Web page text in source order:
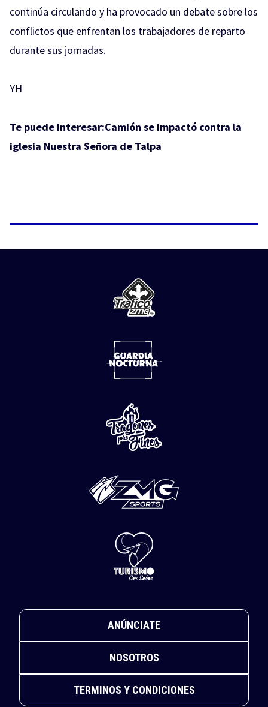
continúa circulando y ha provocado un debate sobre los
conflictos que enfrentan los trabajadores de reparto
durante sus jornadas.
YH
Te puede interesar:Camión se impactó contra la
iglesia Nuestra Señora de Talpa
ANÚNCIATE
NOSOTROS
TERMINOS Y CONDICIONES